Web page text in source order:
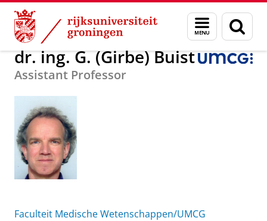
Skip
Content
Skip
Navigation
Menu
en
zoeken
Over ons dr. ing. G. (Girbe) Buist
dr. ing. G. (Girbe) Buist
Assistant Professor
Faculteit Medische Wetenschappen/UMCG